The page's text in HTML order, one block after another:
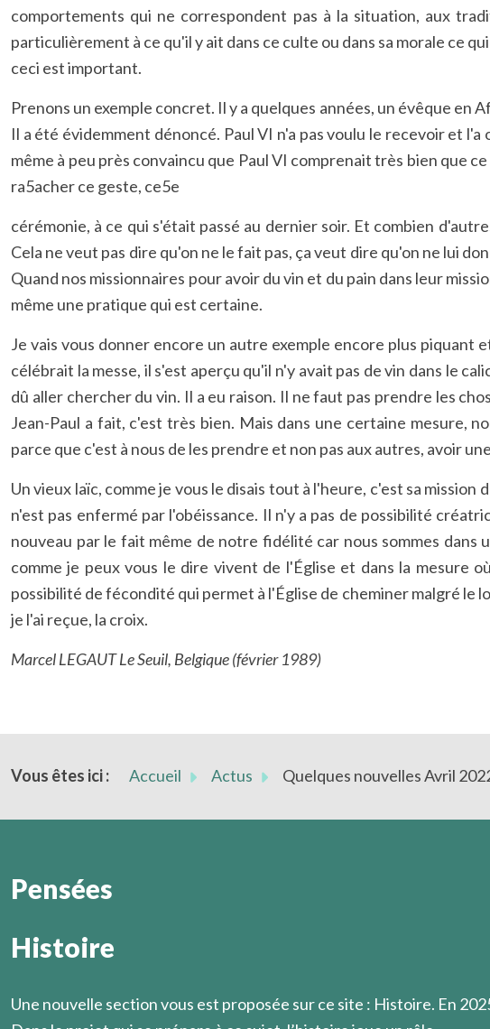
comportements qui ne correspondent pas à la situation, aux
particulièrement à ce qu'il y ait dans ce culte ou dans sa morale ce
ceci est important.
Prenons un exemple concret. Il y a quelques années, un évêque en
Il a été évidemment dénoncé. Paul VI n'a pas voulu le recevoir et
même à peu près convaincu que Paul VI comprenait très bien que
ra5acher ce geste, ce5e
cérémonie, à ce qui s'était passé au dernier soir. Et combien
Cela ne veut pas dire qu'on ne le fait pas, ça veut dire qu'on ne lui
Quand nos missionnaires pour avoir du vin et du pain dans leur
même une pratique qui est certaine.
Je vais vous donner encore un autre exemple encore plus piquant
célébrait la messe, il s'est aperçu qu'il n'y avait pas de vin dans le
dû aller chercher du vin. Il a eu raison. Il ne faut pas prendre les
Jean-Paul a fait, c'est très bien. Mais dans une certaine mesure,
parce que c'est à nous de les prendre et non pas aux autres, avoir
Un vieux laïc, comme je vous le disais tout à l'heure, c'est sa
n'est pas enfermé par l'obéissance. Il n'y a pas de possibilité
nouveau par le fait même de notre fidélité car nous sommes
comme je peux vous le dire vivent de l'Église et dans la mesure
possibilité de fécondité qui permet à l'Église de cheminer malgré le
je l'ai reçue, la croix.
Marcel LEGAUT Le Seuil, Belgique (février 1989)
Vous êtes ici : Accueil Actus Quelques nouvelles Avril
Pensées
D'exigences en fidélités, et de fidélités en exigences, l'homme est en
Histoire
Une nouvelle section vous est proposée sur ce site : Histoire. En